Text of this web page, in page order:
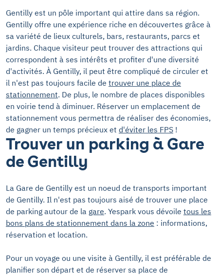
Gentilly est un pôle important qui attire dans sa région.
Gentilly offre une expérience riche en découvertes grâce à
sa variété de lieux culturels, bars, restaurants, parcs et
jardins. Chaque visiteur peut trouver des attractions qui
correspondent à ses intérêts et profiter d'une diversité
d'activités. À Gentilly, il peut être compliqué de circuler et
il n'est pas toujours facile de trouver une place de
stationnement. De plus, le nombre de places disponibles
en voirie tend à diminuer. Réserver un emplacement de
stationnement vous permettra de réaliser des économies,
de gagner un temps précieux et d'éviter les FPS !
Trouver un parking à Gare
de Gentilly
La Gare de Gentilly est un noeud de transports important
de Gentilly. Il n'est pas toujours aisé de trouver une place
de parking autour de la gare. Yespark vous dévoile tous les
bons plans de stationnement dans la zone : informations,
réservation et location.
Pour un voyage ou une visite à Gentilly, il est préférable de
planifier son départ et de réserver sa place de